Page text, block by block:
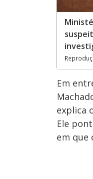
Em
explica
Ele
em que